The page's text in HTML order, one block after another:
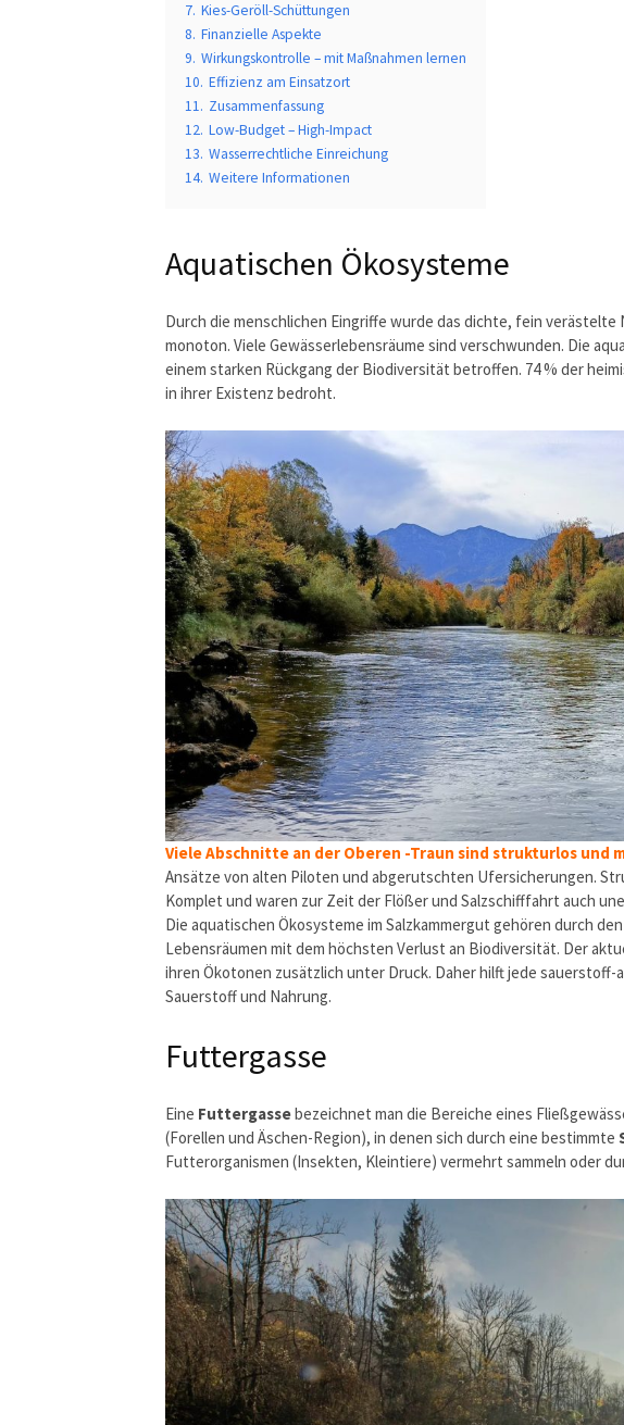
7. Kies-Geröll-Schüttungen
8. Finanzielle Aspekte
9. Wirkungskontrolle – mit Maßnahmen lernen
10. Effizienz am Einsatzort
11. Zusammenfassung
12. Low-Budget – High-Impact
13. Wasserrechtliche Einreichung
14. Weitere Informationen
Aquatischen Ökosysteme
Durch die menschlichen Eingriffe wurde das dichte, fein
monoton. Viele Gewässerlebensräume sind verschwunden. Die
einem starken Rückgang der Biodiversität betroffen. 74 % der
in ihrer Existenz bedroht.
Viele Abschnitte an der Oberen -Traun sind strukturlos und
Ansätze von alten Piloten und abgerutschten Ufersicherungen.
Komplet und waren zur Zeit der Flößer und Salzschifffahrt auch
Die aquatischen Ökosysteme im Salzkammergut gehören durch
Lebensräumen mit dem höchsten Verlust an Biodiversität. Der
ihren Ökotonen zusätzlich unter Druck. Daher hilft jede
Sauerstoff und Nahrung.
Futtergasse
Eine Futtergassebezeichnet man die Bereiche eines
(Forellen und Äschen-Region), in denen sich durch eine bestimmte
Futterorganismen (Insekten, Kleintiere) vermehrt sammeln oder